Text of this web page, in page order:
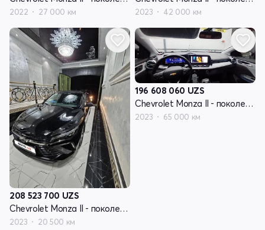
2022 27 000 км 2023 42 000 км
208 523 700 UZS
Chevrolet Monza II - поколение рестайлинг
2023 20 500 км
196 608 060 UZS
Chevrolet Monza II - поколение рестайлинг
2023 65 000 км